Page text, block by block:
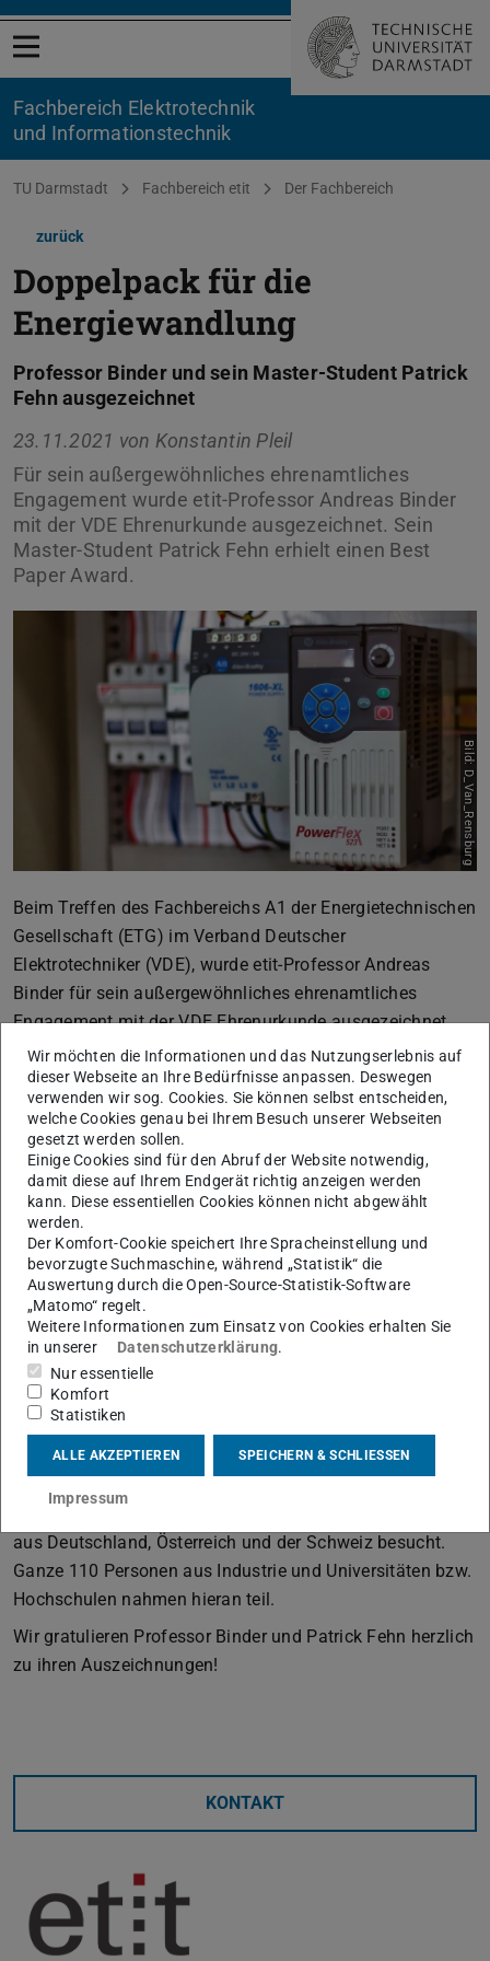
Menü öffnen
Fachbereich Elektrotechnik
und Informationstechnik
Sie befinden sich hier:
TU Darmstadt Fachbereich etit Der Fachbereich
zurück
Doppelpack für die
Energiewandlung
Professor Binder und sein Master-Student Patrick
Fehn ausgezeichnet
23.11.2021 von Konstantin Pleil
Für sein außergewöhnliches ehrenamtliches
Engagement wurde etit-Professor Andreas Binder
mit der VDE Ehrenurkunde ausgezeichnet. Sein
Master-Student Patrick Fehn erhielt einen Best
Paper Award.
Bild: D_Van_Rensburg
Beim Treffen des Fachbereichs A1 der Energietechnischen
Gesellschaft (ETG) im Verband Deutscher
Elektrotechniker (VDE), wurde etit-Professor Andreas
Binder für sein außergewöhnliches ehrenamtliches
Engagement mit der VDE Ehrenurkunde ausgezeichnet.
Für seine Leistungen dankte ihm Professor Martin
Doppelbauer im Namen des VDE Vorstandes und
überreichte ihm vor den Mitgliedern des Fachbereichs die
VDE-Ehrenurkunde und ein Präsent. Professor Binder ist
langjähriger Leiter des Fachbereichs A1 (Elektrische
Maschinen und Antriebe, Mechatronik) und Organisator
der Fachtagung Antriebssysteme des Verbandes.
Die von Professor Binder organisierte VDE-Konferenz
„Antriebssysteme 2021“ umfasste trotz des online-
Formats 41 Beiträge in zwei parallelen Sessions. etit-
Student Patrick Fehn stellte unter dem Thema „Design of
a synchronous reluctance motor using changed symmetry
properties of the rotor geometry“ die Ergebnisse seiner
Energiewandlungin diesem Jahr abgeschlossen hat.
ausgezeichnet. Die Tagung wurde von Teilnehmer:innen
aus Deutschland, Österreich und der Schweiz besucht.
Ganze 110 Personen aus Industrie und Universitäten bzw.
Hochschulen nahmen hieran teil.
Wir gratulieren Professor Binder und Patrick Fehn herzlich
zu ihren Auszeichnungen!
KONTAKT
Wir möchten die Informationen und das Nutzungserlebnis auf
dieser Webseite an Ihre Bedürfnisse anpassen. Deswegen
verwenden wir sog. Cookies. Sie können selbst entscheiden,
welche Cookies genau bei Ihrem Besuch unserer Webseiten
gesetzt werden sollen.
Einige Cookies sind für den Abruf der Website notwendig,
damit diese auf Ihrem Endgerät richtig anzeigen werden
kann. Diese essentiellen Cookies können nicht abgewählt
werden.
Der Komfort-Cookie speichert Ihre Spracheinstellung und
bevorzugte Suchmaschine, während „Statistik“ die
Auswertung durch die Open-Source-Statistik-Software
„Matomo“ regelt.
Weitere Informationen zum Einsatz von Cookies erhalten Sie
in unserer
Datenschutzerklärung.
Nur essentielle
Komfort
Statistiken
ALLE AKZEPTIEREN SPEICHERN & SCHLIESSEN
Impressum